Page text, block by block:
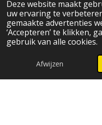
Deze website maakt
uw ervaring te
gemaakte advertenties
‘Accepteren’ te klikken,
gebruik van alle cookies.
Afwijzen